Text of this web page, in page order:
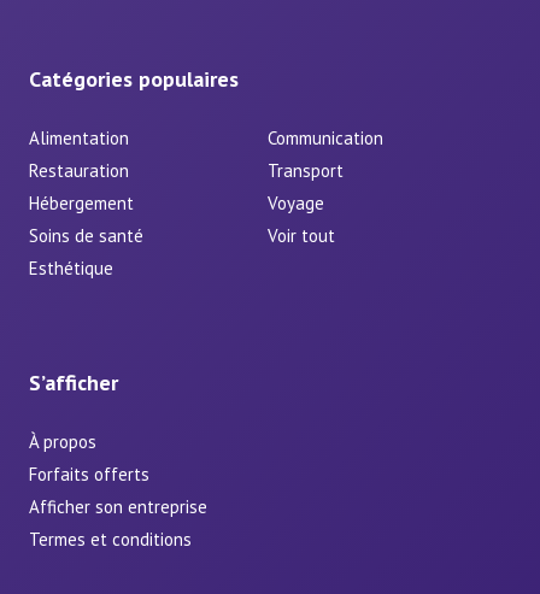
Catégories populaires
Alimentation
Communication
Restauration
Transport
Hébergement
Voyage
Soins de santé
Voir tout
Esthétique
S’afficher
À propos
Forfaits offerts
Afficher son entreprise
Termes et conditions